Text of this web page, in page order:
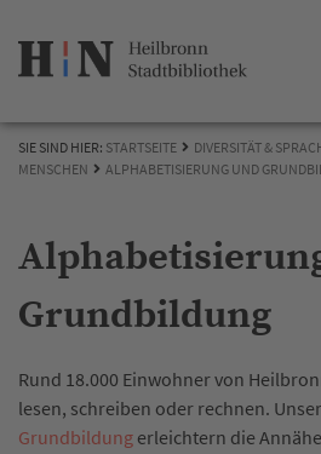
SIE SIND HIER: STARTSEITE DIVERSITÄT &
MENSCHEN
ALPHABETISIERUNG UND
Grundbildung
Rund 18.000 Einwohner von
lesen, schreiben oder rechnen.
Grundbildung erleichtern die